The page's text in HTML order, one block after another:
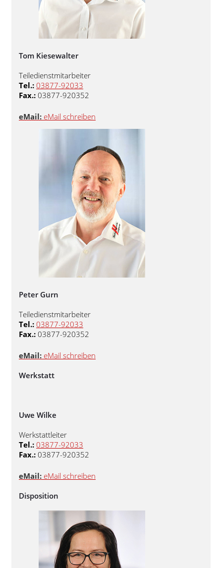
Tom Kiesewalter
Teiledienstmitarbeiter
Tel.: 03877-92033
Fax.: 03877-920352
eMail: eMail schreiben
Peter Gurn
Teiledienstmitarbeiter
Tel.: 03877-92033
Fax.: 03877-920352
eMail: eMail schreiben
Werkstatt
Uwe Wilke
Werkstattleiter
Tel.: 03877-92033
Fax.: 03877-920352
eMail: eMail schreiben
Disposition